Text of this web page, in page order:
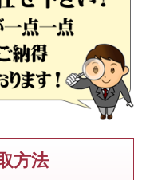
方法